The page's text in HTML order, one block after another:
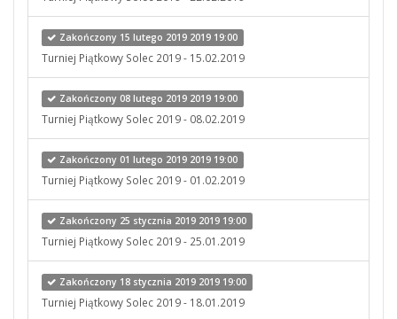
Zakończony 15 lutego 2019 2019 19:00
Turniej Piątkowy Solec 2019 - 15.02.2019
Zakończony 08 lutego 2019 2019 19:00
Turniej Piątkowy Solec 2019 - 08.02.2019
Zakończony 01 lutego 2019 2019 19:00
Turniej Piątkowy Solec 2019 - 01.02.2019
Zakończony 25 stycznia 2019 2019 19:00
Turniej Piątkowy Solec 2019 - 25.01.2019
Zakończony 18 stycznia 2019 2019 19:00
Turniej Piątkowy Solec 2019 - 18.01.2019